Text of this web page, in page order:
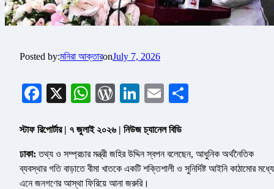
Posted by:মনিরা আক্তারonJuly 7, 2026
Facebook
X WhatsApp
WordPress
LinkedIn
Email
স্টাফ রিপোর্টার | ৭ জুলাই ২০২৬ | নিউজ চ্যানেল বিডি
ঢাকা: তথ্য ও সম্প্রচার মন্ত্রী জহির উদ্দিন স্বপন বলেছেন, আধুনিক অর্থনৈতিক
ব্যবস্থার গতি বাড়াতে বীমা খাতকে একটি শক্তিশালী ও সুনির্দিষ্ট আইনি কাঠামোর মধ্যে
এনে জনগণের আস্থা ফিরিয়ে আনা জরুরি।